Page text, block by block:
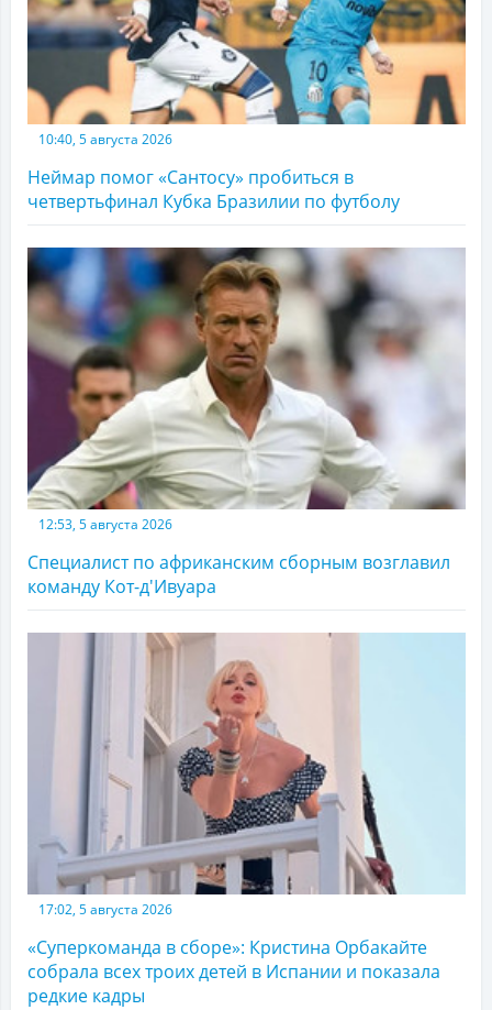
10:40, 5 августа 2026
Неймар помог «Сантосу» пробиться в
четвертьфинал Кубка Бразилии по футболу
12:53, 5 августа 2026
Специалист по африканским сборным возглавил
команду Кот-д'Ивуара
17:02, 5 августа 2026
«Суперкоманда в сборе»: Кристина Орбакайте
собрала всех троих детей в Испании и показала
редкие кадры